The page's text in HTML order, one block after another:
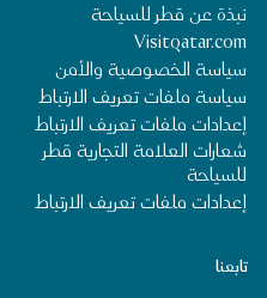
تابعنا
نبذة عن قطر للسياحة
Visitqatar.com
سياسة الخصوصية والأمن
سياسة ملفات تعريف الارتباط
إعدادات ملفات تعريف الارتباط
شعارات العلامة التجارية قطر
للسياحة
إعدادات ملفات تعريف الارتباط